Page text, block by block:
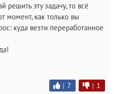
решить эту задачу, то всё
момент, как только вы
куда везти переработанное
| 7 | 1